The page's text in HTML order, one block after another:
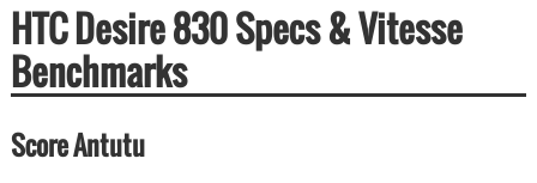
HTC Desire 830 Specs & Vitesse
Benchmarks
Score Antutu